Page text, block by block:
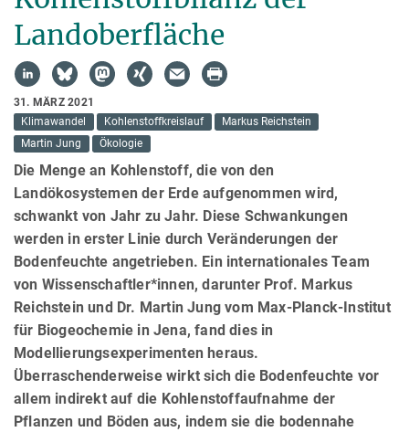
Landoberfläche
31. MÄRZ 2021
Klimawandel
Kohlenstoffkreislauf
Markus Reichstein
Martin Jung
Ökologie
Die Menge an Kohlenstoff, die von den
Landökosystemen der Erde aufgenommen wird,
schwankt von Jahr zu Jahr. Diese Schwankungen
werden in erster Linie durch Veränderungen der
Bodenfeuchte angetrieben. Ein internationales Team
von Wissenschaftler*innen, darunter Prof. Markus
Reichstein und Dr. Martin Jung vom Max-Planck-Institut
für Biogeochemie in Jena, fand dies in
Modellierungsexperimenten heraus.
Überraschenderweise wirkt sich die Bodenfeuchte vor
allem indirekt auf die Kohlenstoffaufnahme der
Pflanzen und Böden aus, indem sie die bodennahe